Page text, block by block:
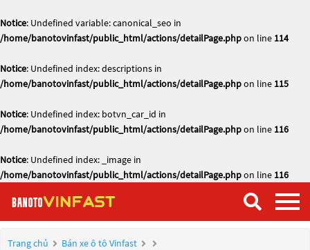
Notice: Undefined variable: canonical_seo in
/home/banotovinfast/public_html/actions/detailPage.phpon line 114
Notice: Undefined index: descriptions in
/home/banotovinfast/public_html/actions/detailPage.phpon line 115
Notice: Undefined index: botvn_car_id in
/home/banotovinfast/public_html/actions/detailPage.phpon line 116
Notice: Undefined index: _image in
/home/banotovinfast/public_html/actions/detailPage.phpon line 116
Trang chủ Bán xe ô tô Vinfast